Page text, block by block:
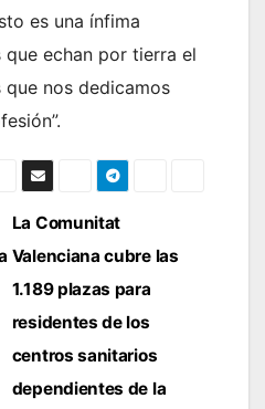
es una ínfima
echan por tierra el
nos dedicamos
La Comunitat
Valenciana cubre las
1.189 plazas para
residentes de los
centros sanitarios
dependientes de la